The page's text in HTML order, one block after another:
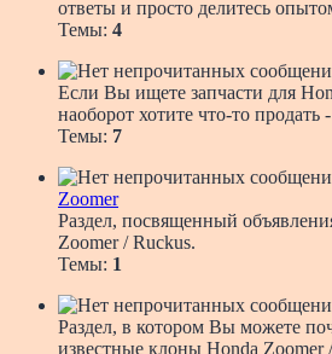
ответы и просто делитесь
Темы: 4
Если Вы ищете запчасти для
наоборот хотите что-то
Темы: 7
Zoomer
Раздел, посвященный
Zoomer / Ruckus.
Темы: 1
Раздел, в котором Вы можете
известные клоны Honda Zoomer